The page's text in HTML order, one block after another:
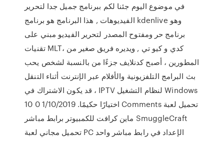
في موضوع اليوم جئنا لكم ببرنامج جميل جدا لتحرير
الفيديوهات , هذا البرنامج هو برنامج kdenlive وهو
برنامج حر ومفتوح المصدر لتحرير الفيديو مبني على
تقنيات MLT، كدي و كيو تي , ويديره فريق صغير من
المطورين ، أصبح كدنلايف جزءًا من بالنسبة لشخص يحب
بث البرامج التلفزيونية والأفلام عبر الإنترنت أثناء التنقل
، قد يكون الاشتراك في IPTV لنظام التشغيل Windows
10 اختيارًا حكيمًا. 1/10/2019 0 Comments تحميل لعبة
ماين كرافت للكمبيوتر برابط مباشر SmuggleCraft
تحميل مجاني لعبة PC الإعداد في رابط مباشر واحد